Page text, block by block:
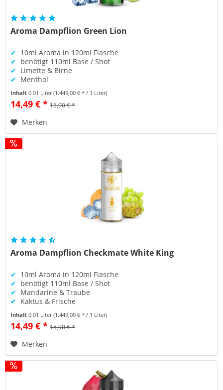
Aroma Dampflion Green Lion
✔ 10ml Aroma in 120ml Flasche
✔ benötigt 110ml Base / Shot
✔ Limette & Birne
✔ Menthol
Inhalt0.01 Liter(1.449,00 € * / 1 Liter)
14,49 € * 15,90 € *
Merken
Aroma Dampflion Checkmate White King
✔ 10ml Aroma in 120ml Flasche
✔ benötigt 110ml Base / Shot
✔ Mandarine & Traube
✔ Kaktus & Frische
Inhalt0.01 Liter(1.449,00 € * / 1 Liter)
14,49 € * 15,90 € *
Merken